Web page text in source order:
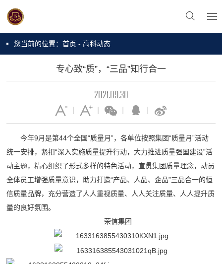
您当前的位置：首页 -高科动态
专心致“质”，“三品”知行合一
2021.09.30
今年9月是第44个全国“质量月”，各单位按照集团“质量月”活动
统一安排，紧扣“深入实施质量提升行动，大力推进质量强国建设”活
动主题，精心组织了形式多样的特色活动，宣贯集团质量理念，动员
全体员工增强质量意识，助力打造“产品、人品、企品”三品合一的恒
信质量品牌，充分营造了人人重视质量、人人关注质量、人人提升质
量的良好氛围。
荣信集团